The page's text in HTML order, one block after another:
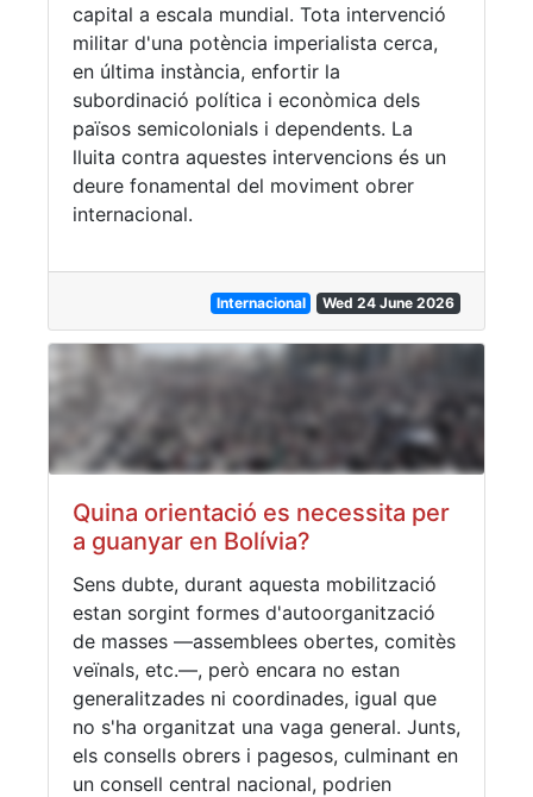
capital a escala mundial. Tota intervenció
militar d'una potència imperialista cerca,
en última instància, enfortir la
subordinació política i econòmica dels
països semicolonials i dependents. La
lluita contra aquestes intervencions és un
deure fonamental del moviment obrer
internacional.
Internacional Wed 24 June 2026
Quina orientació es necessita per
a guanyar en Bolívia?
Sens dubte, durant aquesta mobilització
estan sorgint formes d'autoorganització
de masses —assemblees obertes, comitès
veïnals, etc.—, però encara no estan
generalitzades ni coordinades, igual que
no s'ha organitzat una vaga general. Junts,
els consells obrers i pagesos, culminant en
un consell central nacional, podrien